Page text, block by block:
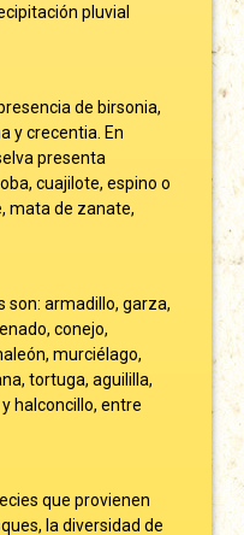
pluvial
de birsonia,
y crecentia. En
presenta
cuajilote, espino o
mata de zanate,
son: armadillo, garza,
conejo,
murciélago,
tortuga, aguililla,
halconcillo, entre
que provienen
la diversidad de